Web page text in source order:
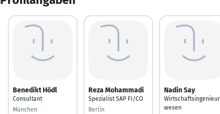
Benedikt Hödl
Consultant
München
Reza Mohammadi
Spezialist SAP FI/CO
Berlin
Nadin Say
Wirtschaftsingenieur
wesen